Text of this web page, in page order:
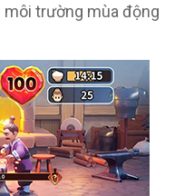
trường mùa động